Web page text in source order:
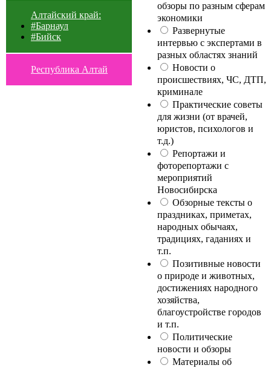
Алтайский край:
#Барнаул
#Бийск
Республика Алтай
обзоры по разным сферам
экономики
Развернутые
интервью с экспертами в
разных областях знаний
Новости о
происшествиях, ЧС, ДТП,
криминале
Практические советы
для жизни (от врачей,
юристов, психологов и
т.д.)
Репортажи и
фоторепортажи с
мероприятий
Новосибирска
Обзорные тексты о
праздниках, приметах,
народных обычаях,
традициях, гаданиях и
т.п.
Позитивные новости
о природе и животных,
достижениях народного
хозяйства,
благоустройстве городов
и т.п.
Политические
новости и обзоры
Материалы об